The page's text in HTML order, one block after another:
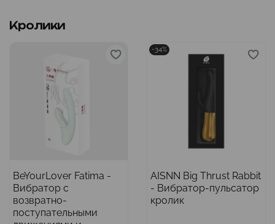
Кролики
BeYourLover Fatima -
Вибратор с
возвратно-
поступательными
-34%
AISNN Big Thrust Rabbit
- Вибратор-пульсатор
кролик